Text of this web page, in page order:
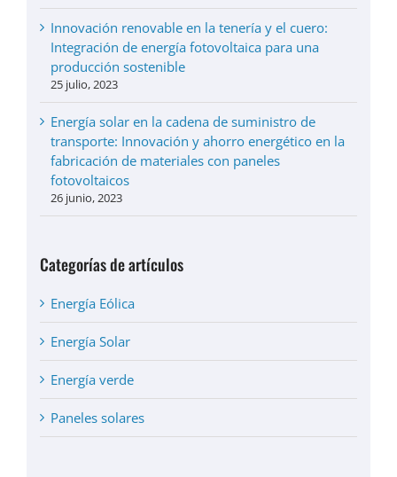
Innovación renovable en la tenería y el cuero:
Integración de energía fotovoltaica para una
producción sostenible
25 julio, 2023
Energía solar en la cadena de suministro de
transporte: Innovación y ahorro energético en la
fabricación de materiales con paneles
fotovoltaicos
26 junio, 2023
Categorías de artículos
Energía Eólica
Energía Solar
Energía verde
Paneles solares